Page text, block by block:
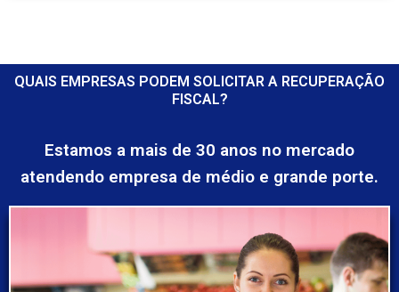
QUAIS EMPRESAS PODEM SOLICITAR A RECUPERAÇÃO
FISCAL?
Estamos a mais de 30 anos no mercado
atendendo empresa de médio e grande porte.